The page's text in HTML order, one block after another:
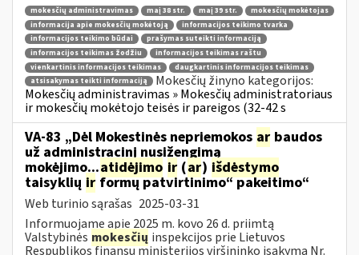
mokesčių administravimas maį 38 str. maį 39 str.
mokesčių mokėtojas
informacija apie mokesčių mokėtoją
informacijos teikimo tvarka
informacijos teikimo būdai
prašymas suteikti informaciją
informacijos teikimas žodžiu
informacijos teikimas raštu
vienkartinis informacijos teikimas
daugkartinis informacijos teikimas
atsisakymas teikti informaciją
Mokesčių žinyno kategorijos:
Mokesčių administravimas » Mokesčių administratoriaus
ir mokesčių mokėtojo teisės ir pareigos (32-42 s
VA-83 „Dėl Mokestinės nepriemokos ar baudos
už administracinį nusižengimą
mokėjimo...atidėjimo ir (ar) išdėstymo
taisyklių ir formų patvirtinimo“ pakeitimo“
Web turinio sąrašas 2025-03-31
Informuojame apie 2025 m. kovo 26 d. priimtą
Valstybinės mokesčių inspekcijos prie Lietuvos
Respublikos finansų ministerijos viršininko įsakymą Nr.